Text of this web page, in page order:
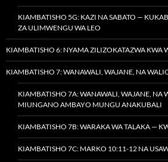
KIAMBATISHO 5G: KAZI NA SABATO —
ZA ULIMWENGU WA LEO
KIAMBATISHO 6: NYAMA ZILIZOKATAZWA KWA
KIAMBATISHO 7: WANAWALI, WAJANE, NA
KIAMBATISHO 7A: WANAWALI, WAJANE, NA
MIUNGANO AMBAYO MUNGU ANAKUBALI
KIAMBATISHO 7B: WARAKA WA TALAKA —
KIAMBATISHO 7C: MARKO 10:11-12 NA